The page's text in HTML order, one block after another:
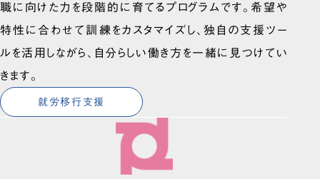
職に向けた力を段階的に育てるプログラムです。希望や
特性に合わせて訓練をカスタマイズし、独自の支援ツー
ルを活用しながら、自分らしい働き方を一緒に見つけてい
きます。
就労移行支援